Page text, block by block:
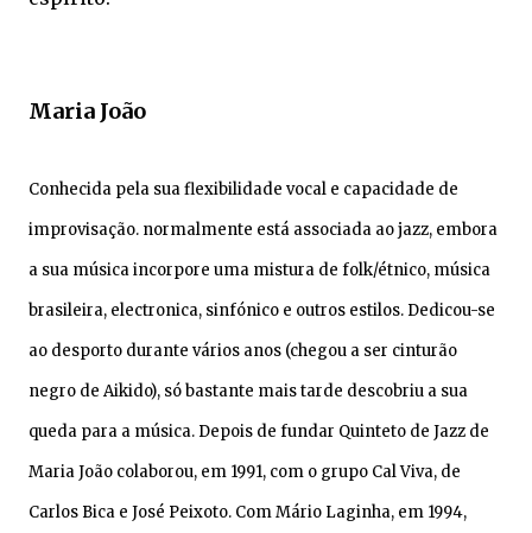
Maria João
Conhecida pela sua flexibilidade vocal e capacidade de
improvisação. normalmente está associada ao jazz, embora
a sua música incorpore uma mistura de folk/étnico, música
brasileira, electronica, sinfónico e outros estilos. Dedicou-se
ao desporto durante vários anos (chegou a ser cinturão
negro de Aikido), só bastante mais tarde descobriu a sua
queda para a música. Depois de fundar Quinteto de Jazz de
Maria João colaborou, em 1991, com o grupo Cal Viva, de
Carlos Bica e José Peixoto. Com Mário Laginha, em 1994,